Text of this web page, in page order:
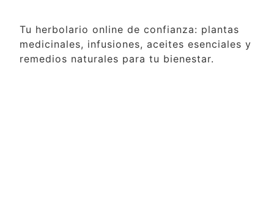
Tu herbolario online de confianza: plantas
medicinales, infusiones, aceites esenciales y
remedios naturales para tu bienestar.